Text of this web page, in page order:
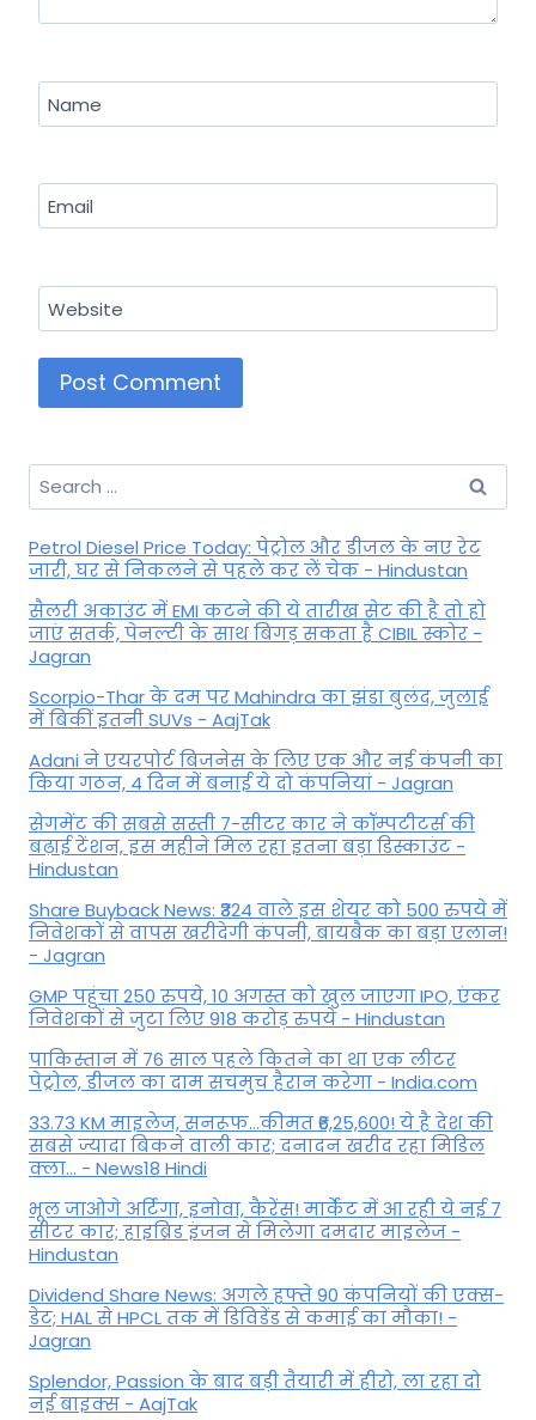
Name
Email
Website
Search
for:
Petrol Diesel Price Today: पेट्रोल और डीजल के नए रेट
जारी, घर से निकलने से पहले कर लें चेक - Hindustan
सैलरी अकाउंट में EMI कटने की ये तारीख सेट की है तो हो
जाएं सतर्क, पेनल्टी के साथ बिगड़ सकता है CIBIL स्कोर -
Jagran
Scorpio-Thar के दम पर Mahindra का झंडा बुलंद, जुलाई
में बिकीं इतनी SUVs - AajTak
Adani ने एयरपोर्ट बिजनेस के लिए एक और नई कंपनी का
किया गठन, 4 दिन में बनाई ये दो कंपनियां - Jagran
सेगमेंट की सबसे सस्ती 7-सीटर कार ने कॉम्पटीटर्स की
बढ़ाई टेंशन, इस महीने मिल रहा इतना बड़ा डिस्काउंट -
Hindustan
Share Buyback News: ₹324 वाले इस शेयर को 500 रुपये में
निवेशकों से वापस खरीदेगी कंपनी, बायबैक का बड़ा एलान!
- Jagran
GMP पहुंचा 250 रुपये, 10 अगस्त को खुल जाएगा IPO, एंकर
निवेशकों से जुटा लिए 918 करोड़ रुपये - Hindustan
पाकिस्तान में 76 साल पहले कितने का था एक लीटर
पेट्रोल, डीजल का दाम सचमुच हैरान करेगा - India.com
33.73 KM माइलेज, सनरूफ...कीमत ₹6,25,600! ये है देश की
सबसे ज्यादा बिकने वाली कार; दनादन खरीद रहा मिडिल
क्ला... - News18 Hindi
भूल जाओगे अर्टिगा, इनोवा, कैरेंस! मार्केट में आ रही ये नई 7
सीटर कार; हाइब्रिड इंजन से मिलेगा दमदार माइलेज -
Hindustan
Dividend Share News: अगले हफ्ते 90 कंपनियों की एक्स-
डेट; HAL से HPCL तक में डिविडेंड से कमाई का मौका! -
Jagran
Splendor, Passion के बाद बड़ी तैयारी में हीरो, ला रहा दो
नई बाइक्स - AajTak